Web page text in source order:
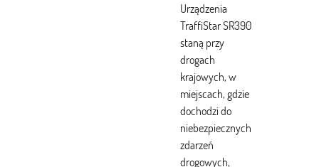
Urządzenia
TraffiStar SR390
staną przy
drogach
krajowych, w
miejscach, gdzie
dochodzi do
niebezpiecznych
zdarzeń
drogowych,